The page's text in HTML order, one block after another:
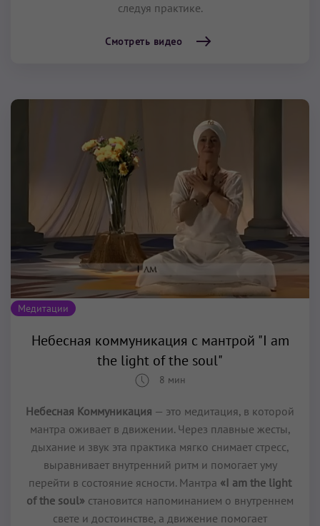
следуя практике.
Смотреть видео
Медитации
Небесная коммуникация с мантрой "I am
the light of the soul"
8 мин
Небесная Коммуникация — это медитация, в которой
мантра оживает в движении. Через плавные жесты,
дыхание и звук эта практика мягко снимает стресс,
выравнивает внутренний ритм и помогает уму
перейти в состояние ясности. Мантра «I am the light
of the soul» становится напоминанием о внутреннем
свете и достоинстве, а движение помогает